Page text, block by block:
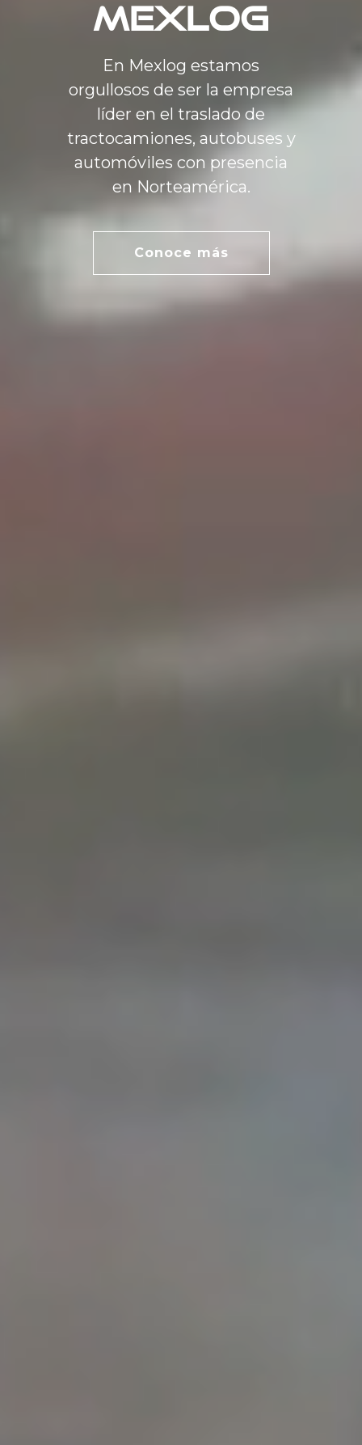
Mexlog
En Mexlog estamos
orgullosos de ser la empresa
líder en el traslado de
tractocamiones, autobuses y
automóviles con presencia
en Norteamérica.
Conoce más